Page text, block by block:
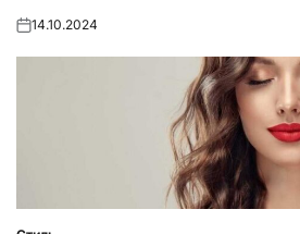
Posted
14.10.2024